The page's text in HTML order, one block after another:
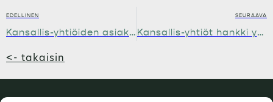
EDELLINEN
Kansallis-yhtiöiden asiakkaiden tyytyväisyys on Suomen kärkitasoa.
SEURAAVA
Kansallis-yhtiöt hankki yhteiskuntakiinteistön Käpylästä ja kehittää sen Helsingin kaupungin käyttöön
<- takaisin